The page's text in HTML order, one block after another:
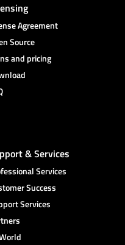
Agreement
Source
and pricing
& Services
Services
Success
Services